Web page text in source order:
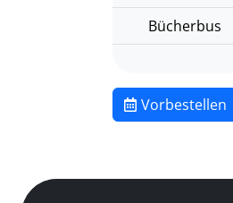
Bücherbus
Vorbestellen